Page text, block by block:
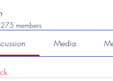
275 members
Media